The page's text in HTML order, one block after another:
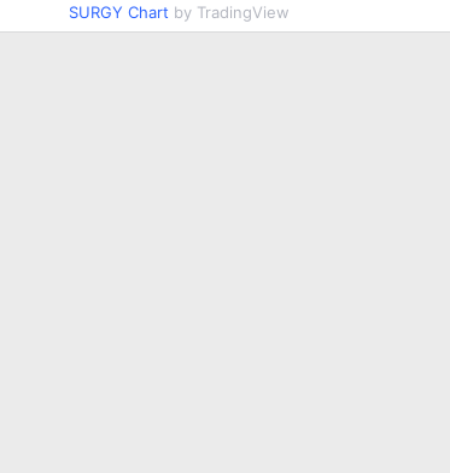
SURGY Chart by TradingView